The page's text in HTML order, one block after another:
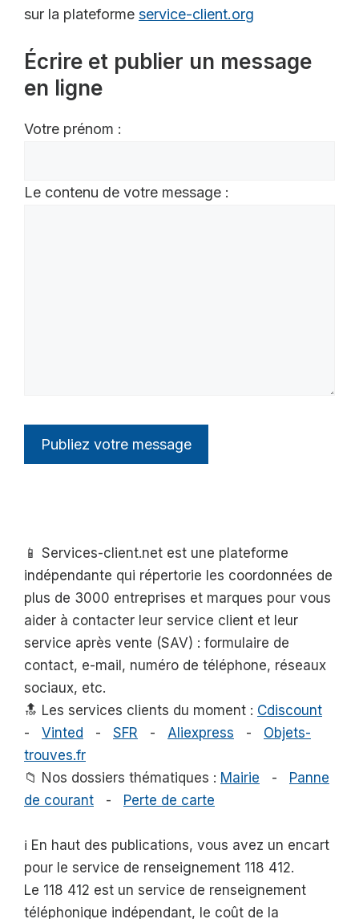
sur la plateforme service-client.org
Écrire et publier un message
en ligne
Votre prénom :
Le contenu de votre message :
📱 Services-client.net est une plateforme
indépendante qui répertorie les coordonnées de
plus de 3000 entreprises et marques pour vous
aider à contacter leur service client et leur
service après vente (SAV) : formulaire de
contact, e-mail, numéro de téléphone, réseaux
sociaux, etc.
🔝 Les services clients du moment : Cdiscount
- Vinted - SFR - Aliexpress - Objets-
trouves.fr
📁 Nos dossiers thématiques : Mairie - Panne
de courant - Perte de carte
ℹ️ En haut des publications, vous avez un encart
pour le service de renseignement 118 412.
Le 118 412 est un service de renseignement
téléphonique indépendant, le coût de la